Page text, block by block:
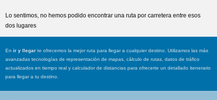
Lo sentimos, no hemos podido encontrar una ruta por carretera entre esos
dos lugares
Enir y llegar te ofrecemos la mejor ruta para llegar a cualquier destino. Utilizamos las más
avanzadas tecnologías de representación de mapas, cálculo de rutas, datos de tráfico
actualizados en tiempo real y calculador de distancias para ofrecerte un detallado itenerario
para llegar a tu destino.